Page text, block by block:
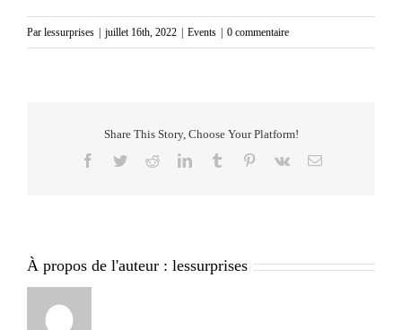
Par lessurprises | juillet 16th, 2022 | Events | 0 commentaire
Share This Story, Choose Your Platform!
Facebook
TwitterRedditLinkedInTumblr Pinterest
Vk Email
À propos de l'auteur : lessurprises